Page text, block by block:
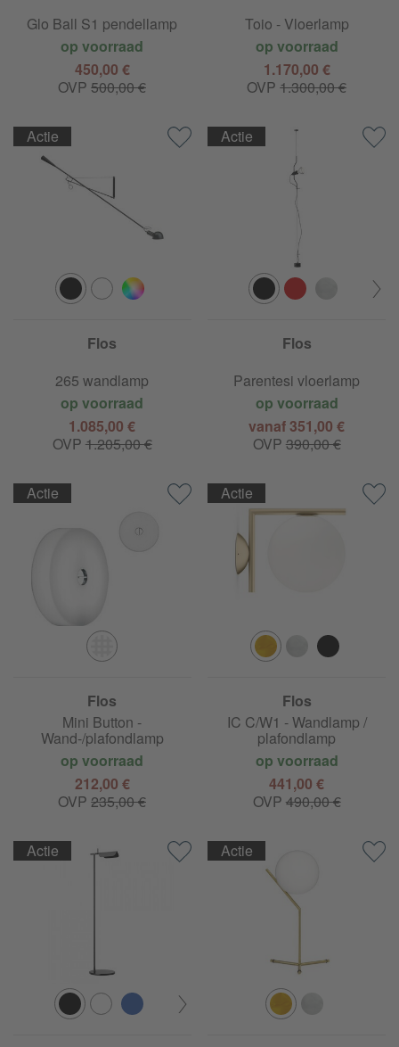
Glo Ball S1 pendellamp
op voorraad
450,00 €
OVP500,00 €
Toio - Vloerlamp
op voorraad
1.170,00 €
OVP1.300,00 €
Flos
265 wandlamp
op voorraad
1.085,00 €
OVP 1.205,00 €
Actie
Flos
Parentesi vloerlamp
op voorraad
vanaf 351,00 €
OVP 390,00 €
Actie
Flos
Mini Button -
Wand-/plafondlamp
op voorraad
212,00 €
OVP235,00 €
Actie
Flos
IC C/W1 - Wandlamp /
plafondlamp
op voorraad
441,00 €
OVP 490,00 €
Actie
Actie Actie